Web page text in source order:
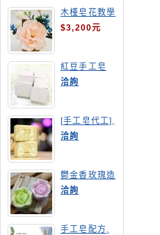
木槿皂花教學
$3,200元
紅豆手工皂
洽詢
[手工皂代工],
羊奶皂
洽詢
鬱金香玫瑰造
型手工皂
洽詢
手工皂配方,